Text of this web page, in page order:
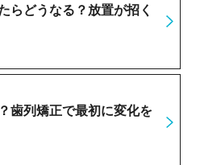
らどうなる？放置が招く
歯列矯正で最初に変化を